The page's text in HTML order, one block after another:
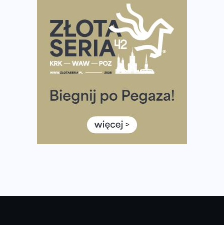
Ponad 12 tysięcy uczestników pobiegło dla Bohaterów!
Tętno vs tempo – czym kierować się w bieganiu?
Co ma dużo białka? Produkty, które warto włączyć do
Rozbiegany Olsztyn szykuje się na weekend z
Już w tę sobotę 35. Bieg Powstania Warszawskiego.
Wystartuje rekordowa liczba uczestników
35. Bieg Powstania Warszawskiego – praktyczny
poradnik przed startem